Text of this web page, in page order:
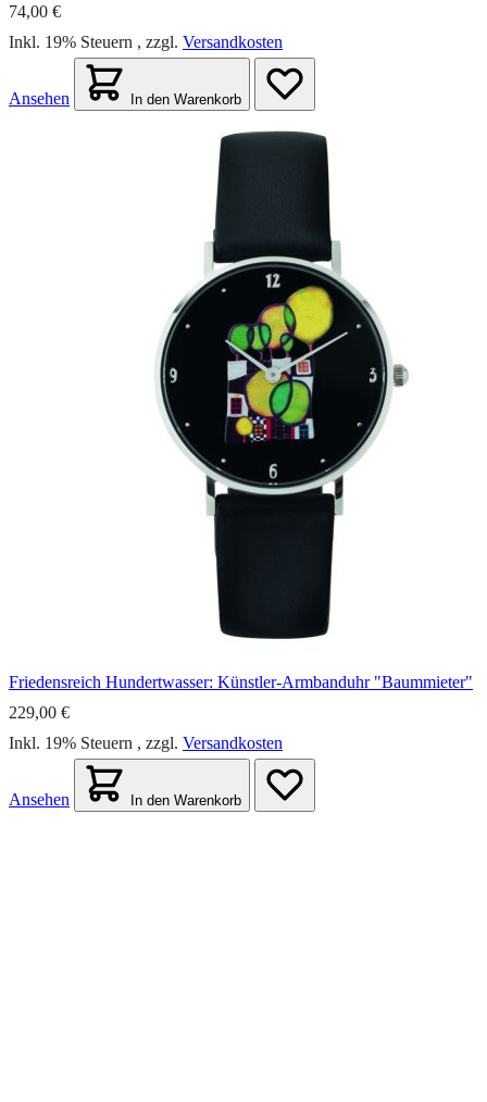
74,00 €
Inkl. 19% Steuern , zzgl. Versandkosten
Ansehen In den Warenkorb
Friedensreich Hundertwasser: Künstler-Armbanduhr "Baummieter"
229,00 €
Inkl. 19% Steuern , zzgl. Versandkosten
Ansehen In den Warenkorb